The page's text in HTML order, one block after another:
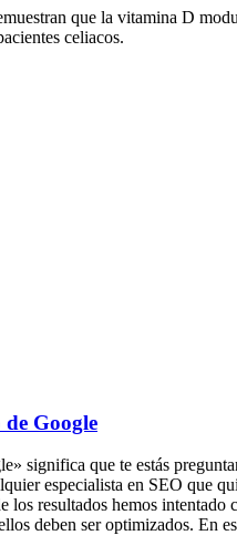
que la vitamina D
celiacos.
Google
significa que te estás
especialista en SEO que
los resultados hemos
deben ser optimizados. En